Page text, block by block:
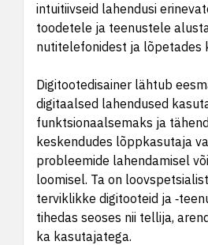
intuitiivseid lahendusi
toodetele ja teenustele
nutitelefonidest ja lõpetades
Digitootedisainer lähtub
digitaalsed lahendused
funktsionaalsemaks ja
keskendudes lõppkasutaja
probleemide lahendamisel
loomisel. Ta on
terviklikke digitooteid ja
tihedas seoses nii tellija,
ka kasutajatega.